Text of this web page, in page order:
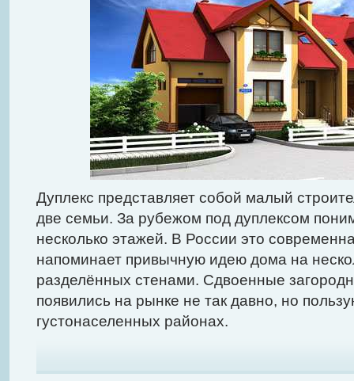
Дуплекс представляет собой малый
две семьи. За рубежом под дуплексом
несколько этажей. В России это
напоминает привычную идею дома на
разделённых стенами. Сдвоенные
появились на рынке не так давно, но
густонаселенных районах.